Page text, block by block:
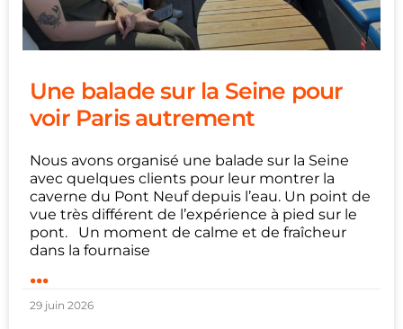
Une balade sur la Seine pour
voir Paris autrement
Nous avons organisé une balade sur la Seine
avec quelques clients pour leur montrer la
caverne du Pont Neuf depuis l’eau. Un point de
vue très différent de l’expérience à pied sur le
pont. Un moment de calme et de fraîcheur
dans la fournaise
...
29 juin 2026